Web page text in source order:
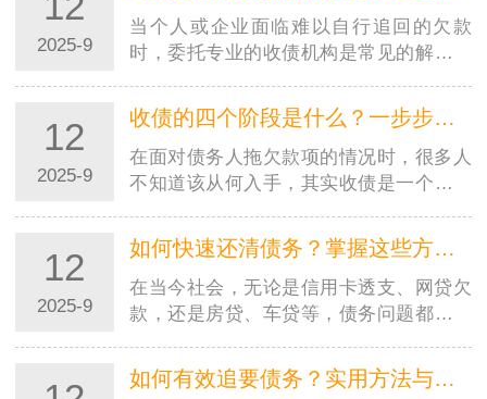
2025-9
当个人或企业面临难以自行追回的欠款
时，委托专业的收债机构是常见的解决方
不当，可能不仅追不回欠款，还会陷入法
律纠纷或遭受二次损失。因…
12
2025-9
收债的四个阶段是什么？一步步教你合法高效追回欠款
在面对债务人拖欠款项的情况时，很多人
不知道该从何入手，其实收债是一个有章
段，能让你在追讨欠款时更有条理，既提
高效率又避免踩坑。本文就…
12
2025-9
如何快速还清债务？掌握这些方法，摆脱负债压力
在当今社会，无论是信用卡透支、网贷欠
款，还是房贷、车贷等，债务问题都可能
在苦苦寻找快速还清债务的方法，渴望早
日摆脱负债的困扰，重获…
如何有效追要债务？实用方法与法律途径全解析